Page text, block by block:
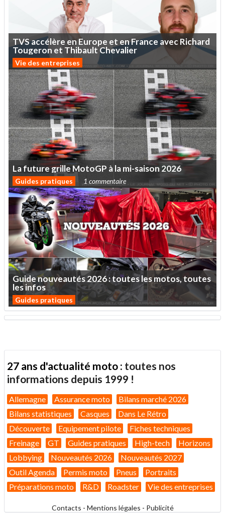
TVSaccélère enEurope et enFrance avecRichard
Tougeron et Thibault Chevalier
Vie des entreprises
Lafuturegrille MotoGP àlami-saison 2026
Guides pratiques 1 commentaire
Guidenouveautés2026:touteslesmotos,toutes
lesinfos
Guides pratiques
27 ans d'actualité moto : toutes nos
informations depuis 1999 !
Allemagne Assurance moto
Bilans marché 2026
Bilans statistiques
Casques
Dans Le Rétro
Découverte
Equipement pilote
Fiches techniques
Freinage
GT Guides pratiques High-tech
Horizons
Lobbying
Nouveautés 2026
Nouveautés 2027
Outil Agenda
Permis moto Pneus
Portraits
Préparations moto
R&D Roadster Vie des entreprises
Contacts - Mentions légales - Publicité